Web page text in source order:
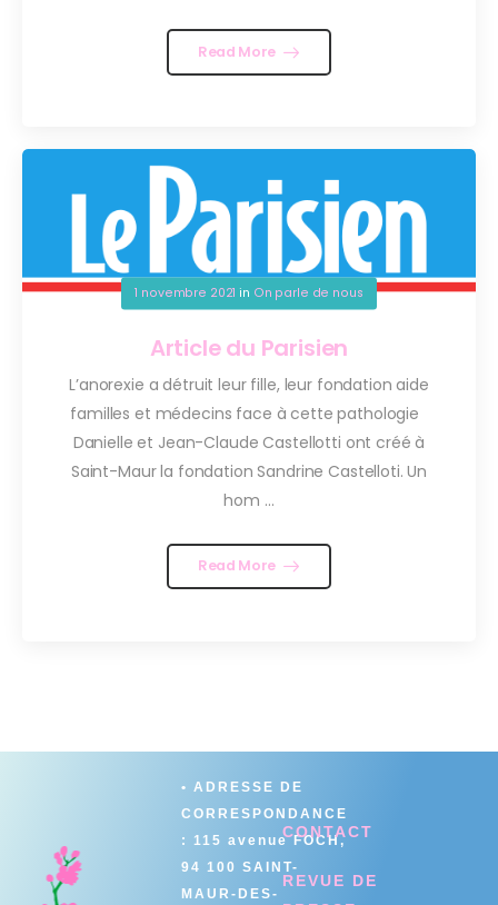
Read More
1 novembre 2021 in On parle de nous
Article du Parisien
L’anorexie a détruit leur fille, leur fondation aide
familles et médecins face à cette pathologie
Danielle et Jean-Claude Castellotti ont créé à
Saint-Maur la fondation Sandrine Castelloti. Un
hom ...
Read More
• ADRESSE DE
CORRESPONDANCE
: 115 avenue FOCH,
94 100 SAINT-
MAUR-DES-
CONTACT
REVUE DE